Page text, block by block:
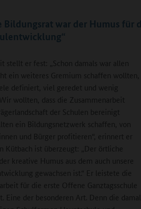
Bildungsrat war der Humus für
stellt er fest: „Schon damals war allen
ein weiteres Gremium schaffen wollten,
definiert, viel geredet und wenig
wollten, dass die Zusammenarbeit
der Schulen bereinigt
ein Bildungsnetzwerk schaffen, von
und Bürger profitieren“, erinnert er
Kütbach ist überzeugt: „Der örtliche
kreative Humus aus dem auch unsere
gewachsen ist.“ Er leistete die
für die erste Offene Ganztagsschule
Eine der besonderen Art. Denn die damals